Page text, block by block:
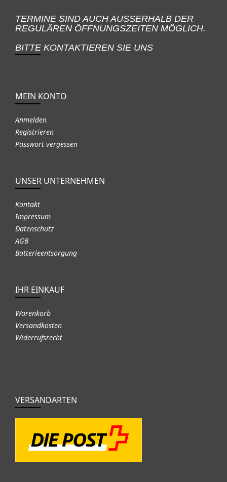
TERMINE SIND AUCH AUSSERHALB DER
REGULÄREN ÖFFNUNGSZEITEN MÖGLICH.
BITTE KONTAKTIEREN SIE UNS
MEIN KONTO
Anmelden
Registrieren
Passwort vergessen
UNSER UNTERNEHMEN
Kontakt
Impressum
Datenschutz
AGB
Batterieentsorgung
IHR EINKAUF
Warenkorb
Versandkosten
Widerrufsrecht
VERSANDARTEN